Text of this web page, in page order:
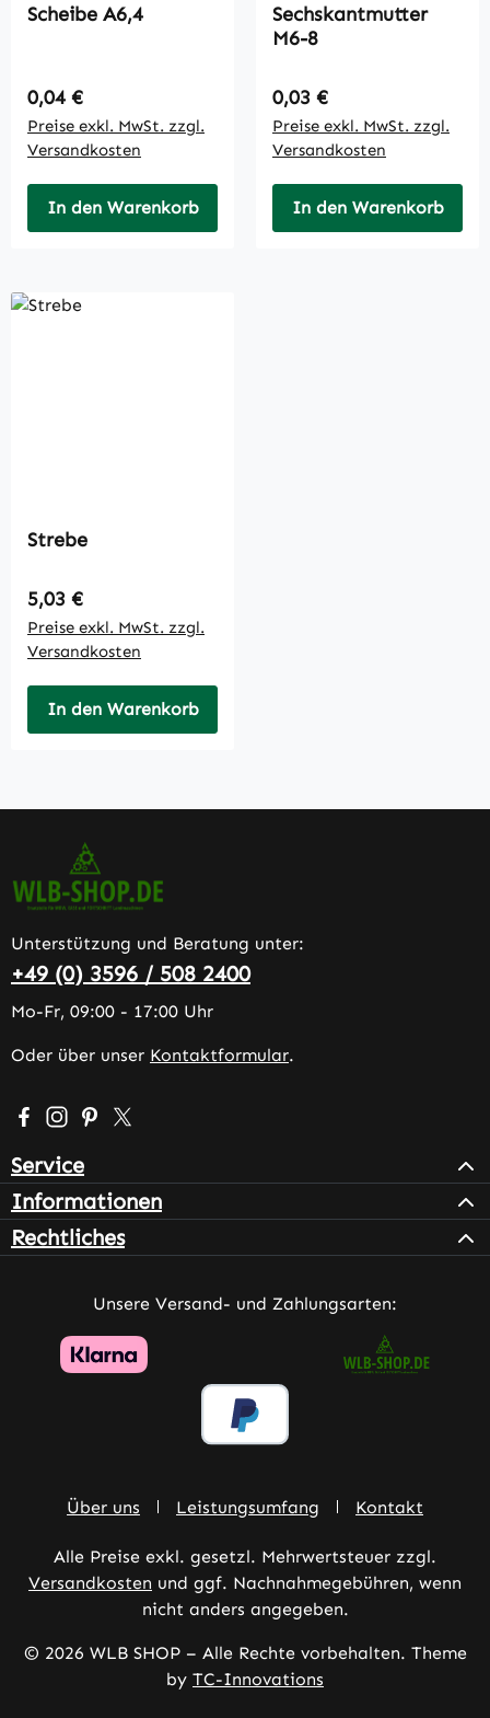
Scheibe A6,4
Regulärer Preis:
0,04 €
Preise exkl. MwSt. zzgl.
Versandkosten
In den Warenkorb
Sechskantmutter
M6-8
Regulärer Preis:
0,03 €
Preise exkl. MwSt. zzgl.
Versandkosten
In den Warenkorb
Strebe
Regulärer Preis:
5,03 €
Preise exkl. MwSt. zzgl.
Versandkosten
In den Warenkorb
Unterstützung und Beratung unter:
+49 (0) 3596 / 508 2400
Mo-Fr, 09:00 - 17:00 Uhr
Oder über unser Kontaktformular.
Besuche uns auf Facebook – öffnet in neuem Tab
Schau auf Instagram vorbei – öffnet in neuem Tab
Lass dich auf Pinterest inspirieren – öffnet in
Folge uns auf X – öffnet in neuem Tab
Service
Informationen
Rechtliches
Unsere Versand- und Zahlungsarten:
Über uns Leistungsumfang Kontakt
Alle Preise exkl. gesetzl. Mehrwertsteuer zzgl.
Versandkosten und ggf. Nachnahmegebühren, wenn
nicht anders angegeben.
© 2026 WLB SHOP – Alle Rechte vorbehalten. Theme
by TC-Innovations